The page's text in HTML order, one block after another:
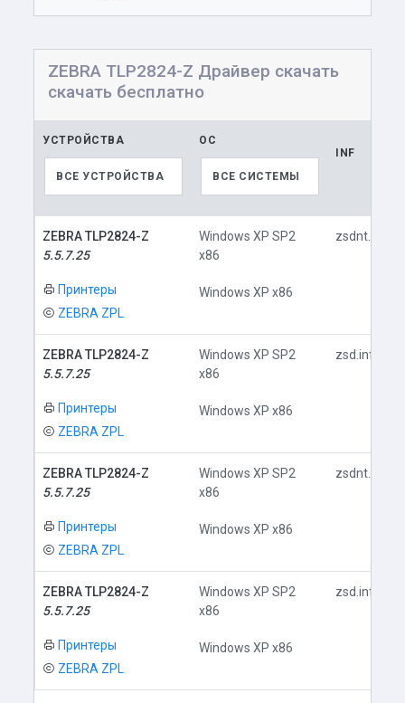
ZEBRA TLP2824-Z Драйвер скачать
скачать бесплатно
УСТРОЙСТВА
ВСЕ УСТРОЙСТВА
ОС
ВСЕ СИСТЕМЫ
INF
ZEBRA TLP2824-Z
5.5.7.25
Принтеры
ZEBRA ZPL
Windows XP SP2
x86
Windows XP x86
zsdnt.inf
ZEBRA TLP2824-Z
5.5.7.25
Принтеры
ZEBRA ZPL
Windows XP SP2
x86
Windows XP x86
zsd.inf
ZEBRA TLP2824-Z
5.5.7.25
Принтеры
ZEBRA ZPL
Windows XP SP2
x86
Windows XP x86
zsdnt.inf
ZEBRA TLP2824-Z
5.5.7.25
Принтеры
ZEBRA ZPL
Windows XP SP2
x86
Windows XP x86
zsd.inf